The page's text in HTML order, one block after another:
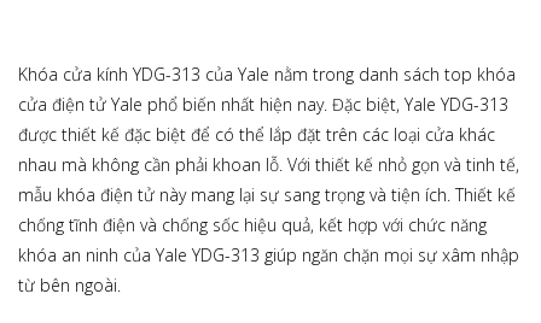
Khóa cửa kính YDG-313 của Yale nằm trong danh sách top khóa
cửa điện tử Yale phổ biến nhất hiện nay. Đặc biệt, Yale YDG-313
được thiết kế đặc biệt để có thể lắp đặt trên các loại cửa khác
nhau mà không cần phải khoan lỗ. Với thiết kế nhỏ gọn và tinh tế,
mẫu khóa điện tử này mang lại sự sang trọng và tiện ích. Thiết kế
chống tĩnh điện và chống sốc hiệu quả, kết hợp với chức năng
khóa an ninh của Yale YDG-313 giúp ngăn chặn mọi sự xâm nhập
từ bên ngoài.